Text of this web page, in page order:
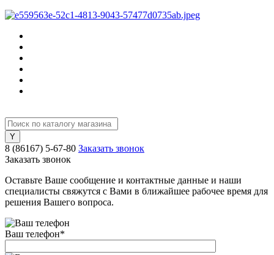
8 (86167) 5-67-80 Заказать звонок
Заказать звонок
Оставьте Ваше сообщение и контактные данные и наши
специалисты свяжутся с Вами в ближайшее рабочее время для
решения Вашего вопроса.
Ваш телефон*